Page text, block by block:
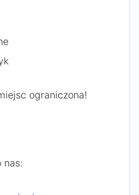
ograniczona!
nas: